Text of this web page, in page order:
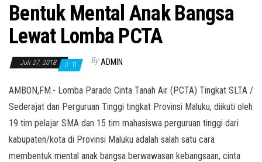
Bentuk Mental Anak Bangsa
Lewat Lomba PCTA
Juli 27, 2018 0 By ADMIN
AMBON,FM.- Lomba Parade Cinta Tanah Air (PCTA) Tingkat SLTA /
Sederajat dan Perguruan Tinggi tingkat Provinsi Maluku, diikuti oleh
19 tim pelajar SMA dan 15 tim mahasiswa perguruan tinggi dari
kabupaten/kota di Provinsi Maluku adalah salah satu cara
membentuk mental anak bangsa berwawasan kebangsaan, cinta